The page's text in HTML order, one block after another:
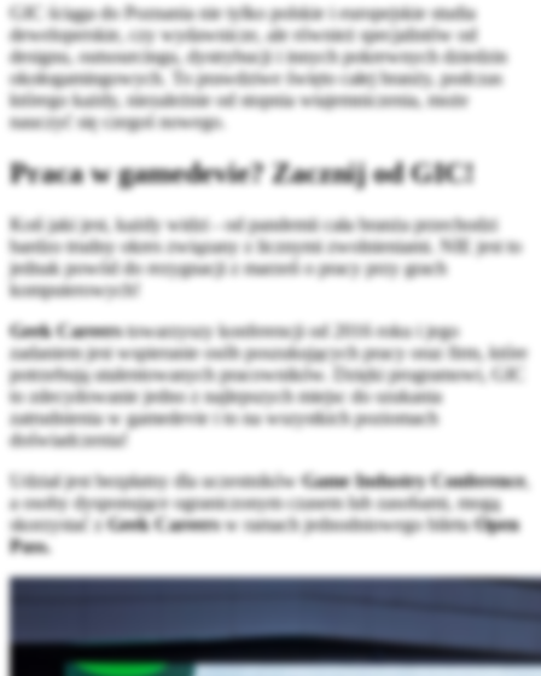
GIC ściąga do Poznania nie tylko polskie i europejskie studia
deweloperskie, czy wydawnicze, ale również specjalistów od
designu, outsourcingu, dystrybucji i innych pokrewnych dziedzin
okołogamingowych. To prawdziwe święto całej branży, podczas
którego każdy, niezależnie od stopnia wtajemniczenia, może
nauczyć się czegoś nowego.
Praca w gamedevie? Zacznij od GIC!
Koń jaki jest, każdy widzi - od pandemii cała branża przechodzi
bardzo trudny okres związany z licznymi zwolnieniami. NIE jest to
jednak powód do rezygnacji z marzeń o pracy przy grach
komputerowych!
Geek Careerstowarzyszy konferencji od 2016 roku i jego
zadaniem jest wspieranie osób poszukujących pracy oraz firm, które
potrzebują utalentowanych pracowników. Dzięki programowi, GIC
to zdecydowanie jedno z najlepszych miejsc do szukania
zatrudnienia w gamedevie i to na wszystkich poziomach
doświadczenia!
Udział jest bezpłatny dla uczestnikówGame Industry Conference,
a osoby dysponujące ograniczonym czasem lub zasobami, mogą
skorzystać zGeek Careersw ramach jednodniowego biletuOpen
Pass.